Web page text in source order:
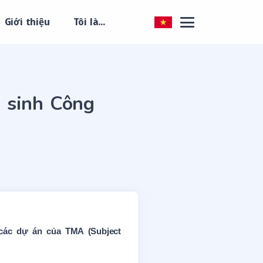
Giới thiệu Tôi là...
Công
dự án của TMA (Subject